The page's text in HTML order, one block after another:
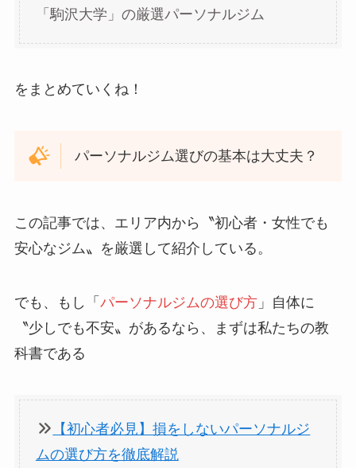
「駒沢大学」の厳選パーソナルジム
をまとめていくね！
パーソナルジム選びの基本は大丈夫？
この記事では、エリア内から〝初心者・女性でも
安心なジム〟を厳選して紹介している。
でも、もし「 パーソナルジムの選び方」自体に
〝少しでも不安〟があるなら、まずは私たちの教
科書である
【初心者必見】損をしないパーソナルジ
ムの選び方を徹底解説